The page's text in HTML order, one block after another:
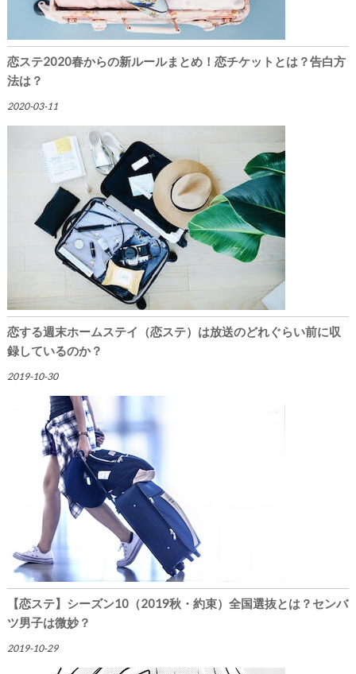
恋ステ2020春からの新ルールまとめ！恋チケットとは？告白方
法は？
2020-03-11
恋する週末ホームステイ（恋ステ）は放送のどれぐらい前に収
録しているのか？
2019-10-30
【恋ステ】シーズン10（2019秋・約束）全国選抜とは？センバ
ツ男子は微妙？
2019-10-29